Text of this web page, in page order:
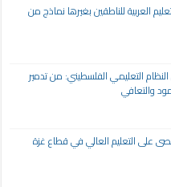
العربية للناطقين بغيرها نماذج من
على النظام التعليمي الفلسطيني: من تدمير
والتعافي
على التعليم العالي في قطاع غزة